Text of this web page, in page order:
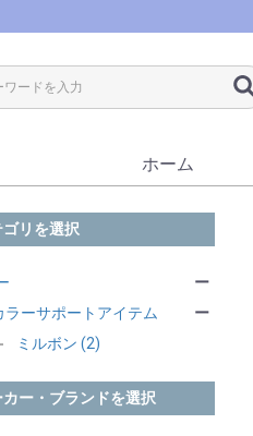
ホーム
ゴリを選択
ラーサポートアイテム
ミルボン (2)
ー
ー
カー・ブランドを選択